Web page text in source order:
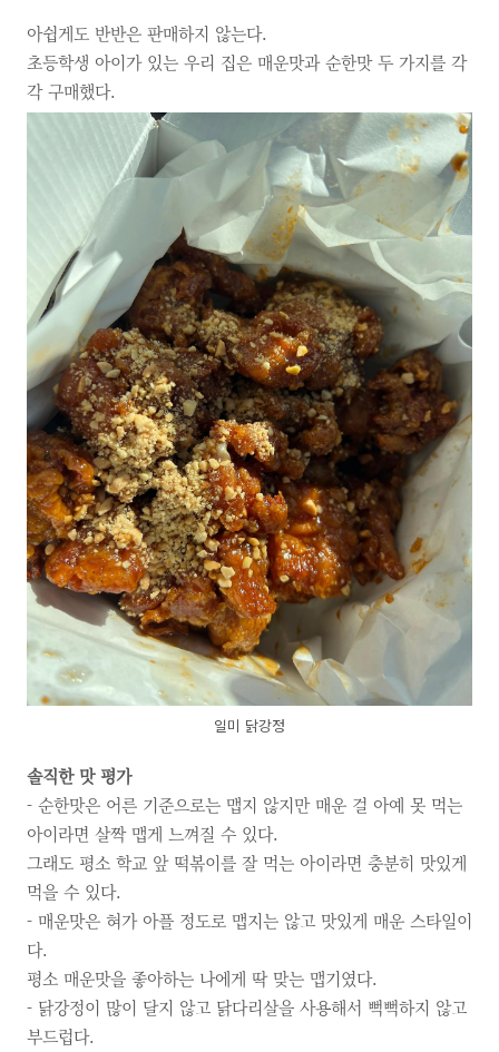
아쉽게도 반반은 판매하지 않는다.
초등학생 아이가 있는 우리 집은 매운맛과 순한맛두 가지를 각
각 구매했다.
일미 닭강정
솔직한 맛 평가
- 순한맛은 어른 기준으로는 맵지 않지만 매운 걸 아예 못 먹는
아이라면 살짝 맵게 느껴질 수 있다.
그래도 평소 학교 앞 떡볶이를 잘 먹는 아이라면 충분히 맛있게
먹을 수 있다.
- 매운맛은 혀가 아플 정도로 맵지는 않고 맛있게 매운 스타일이
다.
평소 매운맛을 좋아하는 나에게 딱 맞는 맵기였다.
- 닭강정이 많이 달지 않고 닭다리살을 사용해서 뻑뻑하지 않고
부드럽다.